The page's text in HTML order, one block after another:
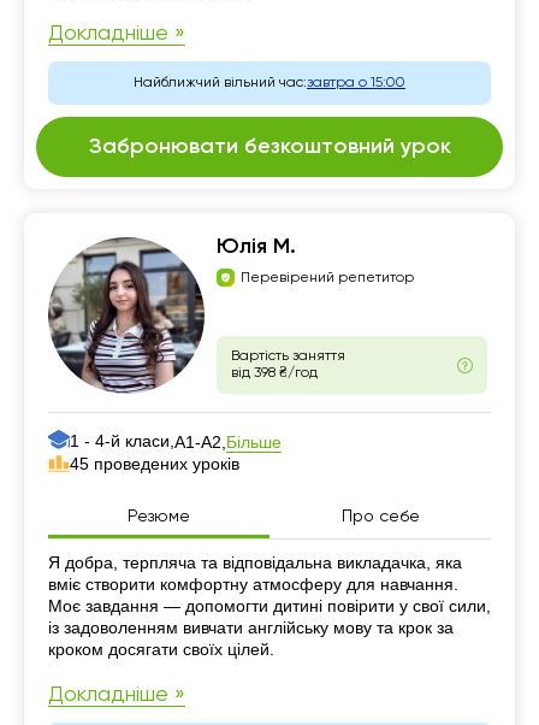
Докладніше »
Найближчий вільний час:завтра о 15:00
Забронювати безкоштовний урок
Юлія М.
Перевірений репетитор
Вартість заняття
від 398 ₴/год
1 - 4-й класи, А1-А2, Більше
45 проведених уроків
Резюме Про себе
Резюме
Я добра, терпляча та відповідальна викладачка, яка
вміє створити комфортну атмосферу для навчання.
Моє завдання — допомогти дитині повірити у свої сили,
із задоволенням вивчати англійську мову та крок за
кроком досягати своїх цілей.
Докладніше »